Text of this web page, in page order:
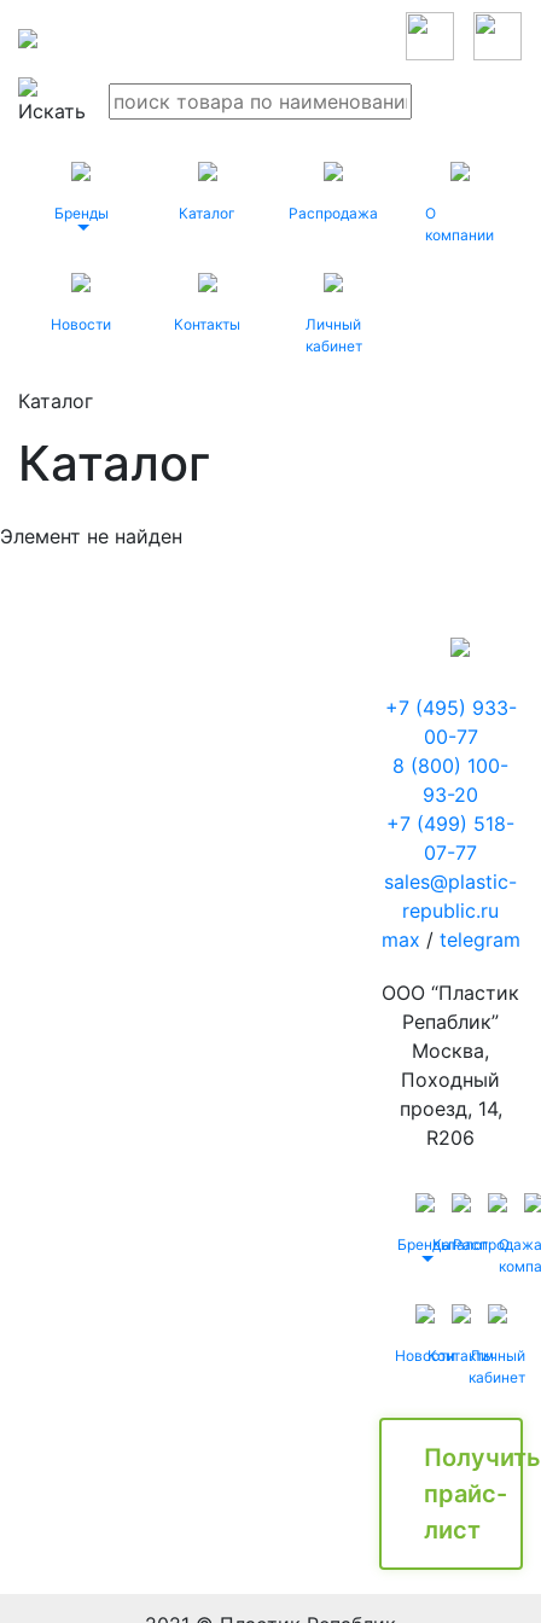
Бренды Каталог Распродажа
О
компании
Новости Контакты
Личный
кабинет
Каталог
Каталог
Элемент не найден
+7 (495) 933-
00-77
8 (800) 100-
93-20
+7 (499) 518-
07-77
sales@plastic-
republic.ru
max / telegram
ООО “Пластик
Репаблик”
Москва,
Походный
проезд, 14,
R206
БрендыКаталог
Распродажа
О
НовостиКонтактыЛичный
кабинет
Получить
прайс-
лист